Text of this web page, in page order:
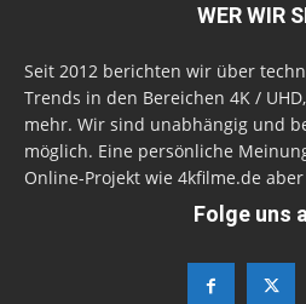
WER WIR
Seit 2012 berichten wir über
Trends in den Bereichen 4K /
mehr. Wir sind unabhängig und
möglich. Eine persönliche
Online-Projekt wie 4kfilme.de
Folge uns